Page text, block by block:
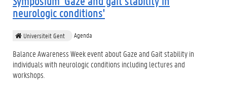
neurologic conditions'
Universiteit Gent Agenda
Balance Awareness Week event about Gaze and Gait stability in
individuals with neurologic conditions including lectures and
workshops.